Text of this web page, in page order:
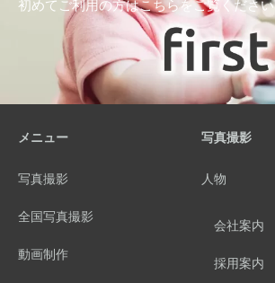
初めてご利用の方はこちらをご覧ください
メニュー
写真撮影
全国写真撮影
動画制作
写真撮影
人物
会社案内
採用案内